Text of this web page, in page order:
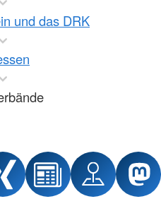
und das DRK